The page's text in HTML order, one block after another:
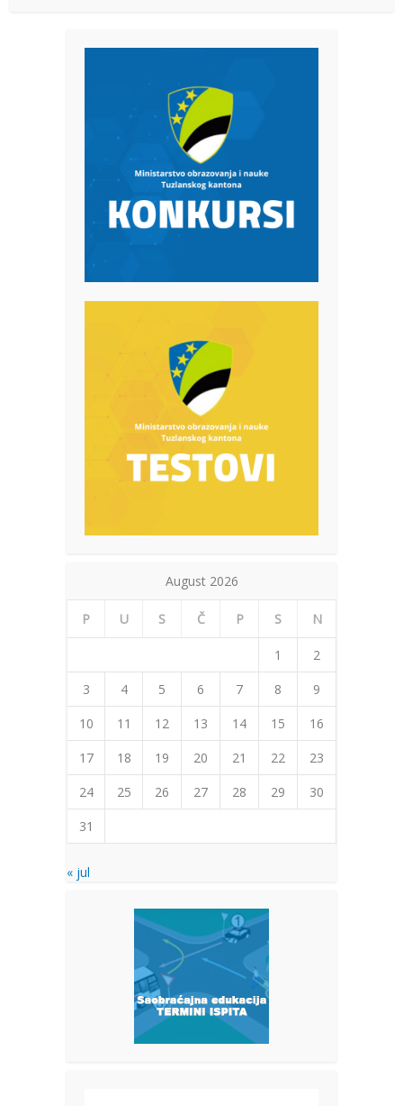
August 2026
P U S Č P S N
1
2
3
4 5 6 7 8
9
10
11 12 13 14 15
16
17
18 19 20 21 22
23
24
25 26 27 28 29
30
31
« jul